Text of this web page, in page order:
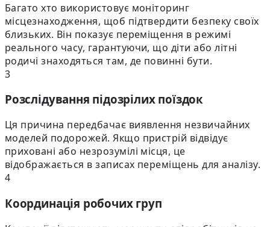
Багато хто використовує моніторинг
місцезнаходження, щоб підтвердити безпеку своїх
близьких. Він показує переміщення в режимі
реального часу, гарантуючи, що діти або літні
родичі знаходяться там, де повинні бути.
3
Розслідування підозрілих поїздок
Ця причина передбачає виявлення незвичайних
моделей подорожей. Якщо пристрій відвідує
приховані або незрозумілі місця, це
відображається в записах переміщень для аналізу.
4
Координація робочих груп